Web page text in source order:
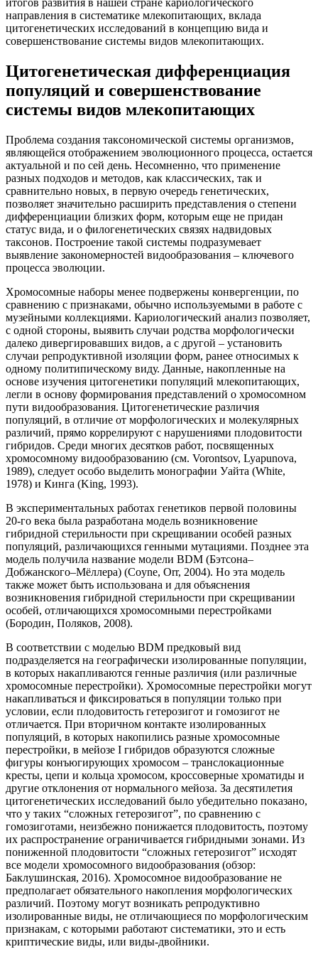
итогов развития в нашей стране кариологического
направления в систематике млекопитающих, вклада
цитогенетических исследований в концепцию вида и
совершенствование системы видов млекопитающих.
Цитогенетическая дифференциация
популяций и совершенствование
системы видов млекопитающих
Проблема создания таксономической системы организмов,
являющейся отображением эволюционного процесса, остается
актуальной и по сей день. Несомненно, что применение
разных подходов и методов, как классических, так и
сравнительно новых, в первую очередь генетических,
позволяет значительно расширить представления о степени
дифференциации близких форм, которым еще не придан
статус вида, и о филогенетических связях надвидовых
таксонов. Построение такой системы подразумевает
выявление закономерностей видообразования – ключевого
процесса эволюции.
Хромосомные наборы менее подвержены конвергенции, по
сравнению с признаками, обычно используемыми в работе с
музейными коллекциями. Кариологический анализ позволяет,
с одной стороны, выявить случаи родства морфологически
далеко дивергировавших видов, а с другой – установить
случаи репродуктивной изоляции форм, ранее относимых к
одному политипическому виду. Данные, накопленные на
основе изучения цитогенетики популяций млекопитающих,
легли в основу формирования представлений о хромосомном
пути видообразования. Цитогенетические различия
популяций, в отличие от морфологических и молекулярных
различий, прямо коррелируют с нарушениями плодовитости
гибридов. Среди многих десятков работ, посвященных
хромосомному видообразованию (см. Vorontsov, Lyapunova,
1989), следует особо выделить монографии Уайта (White,
1978) и Кинга (King, 1993).
В экспериментальных работах генетиков первой половины
20-го века была разработана модель возникновение
гибридной стерильности при скрещивании особей разных
популяций, различающихся генными мутациями. Позднее эта
модель получила название модели BDM (Бэтсона–
Добжанского–Мёллера) (Coyne, Orr, 2004). Но эта модель
также может быть использована и для объяснения
возникновения гибридной стерильности при скрещивании
особей, отличающихся хромосомными перестройками
(Бородин, Поляков, 2008).
В соответствии с моделью BDM предковый вид
подразделяется на географически изолированные популяции,
в которых накапливаются генные различия (или различные
хромосомные перестройки). Хромосомные перестройки могут
накапливаться и фиксироваться в популяции только при
условии, если плодовитость гетерозигот и гомозигот не
отличается. При вторичном контакте изолированных
популяций, в которых накопились разные хромосомные
перестройки, в мейозе I гибридов образуются сложные
фигуры конъюгирующих хромосом – транслокационные
кресты, цепи и кольца хромосом, кроссоверные хроматиды и
другие отклонения от нормального мейоза. За десятилетия
цитогенетических исследований было убедительно показано,
что у таких “сложных гетерозигот”, по сравнению с
гомозиготами, неизбежно понижается плодовитость, поэтому
их распространение ограничивается гибридными зонами. Из
пониженной плодовитости “сложных гетерозигот” исходят
все модели хромосомного видообразования (обзор:
Баклушинская, 2016). Хромосомное видообразование не
предполагает обязательного накопления морфологических
различий. Поэтому могут возникать репродуктивно
изолированные виды, не отличающиеся по морфологическим
признакам, с которыми работают систематики, это и есть
криптические виды, или виды-двойники.